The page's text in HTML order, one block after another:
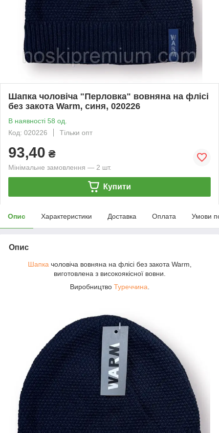
Шапка чоловіча "Перловка" вовняна на флісі
без закота Warm, синя, 020226
В наявності 58 од.
Код: 020226
Тільки опт
93,40 ₴
Мінімальне замовлення — 2 шт.
Купити
Опис Характеристики Доставка Оплата Умови
Опис
Шапка чоловіча вовняна на флісі без закота Warm,
виготовлена з високоякісної вовни.
Виробництво Туреччина